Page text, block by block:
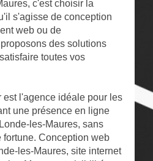
c'est choisir la
s'agisse de conception
web ou de
des solutions
toutes vos
est l'agence idéale pour les
une présence en ligne
les-Maures, sans
Conception web
les-Maures, site internet